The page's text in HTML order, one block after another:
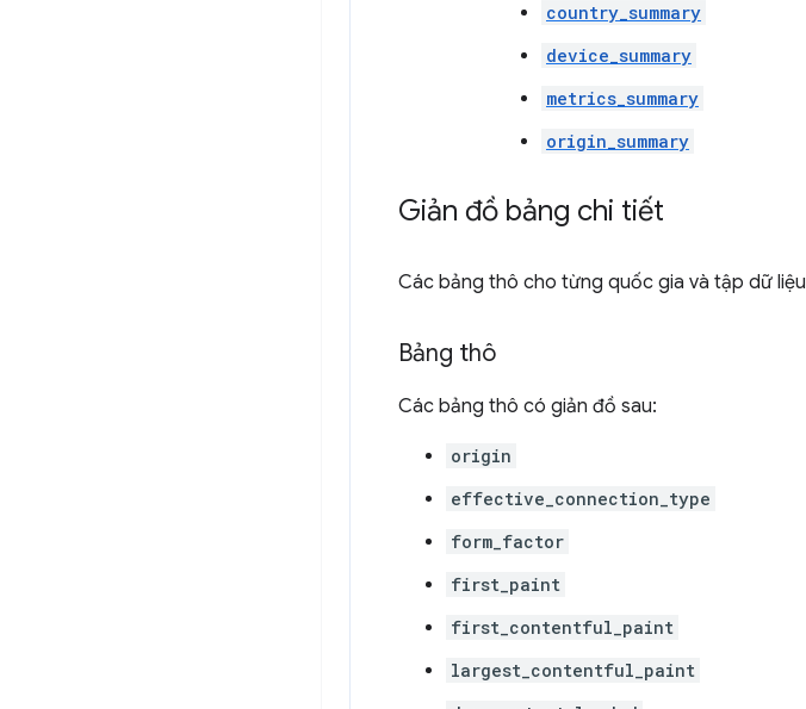
country_summary
device_summary
metrics_summary
origin_summary
Giản đồ bảng chi tiết
Các bảng thô cho từng quốc gia và tập dữ liệu
Bảng thô
Các bảng thô có giản đồ sau:
origin
effective_connection_type
form_factor
first_paint
first_contentful_paint
largest_contentful_paint